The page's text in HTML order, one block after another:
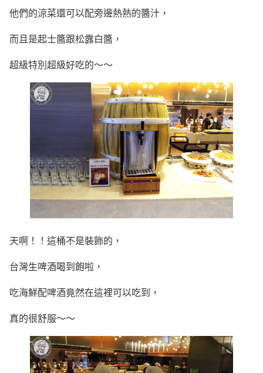
他們的涼菜還可以配旁邊熱熱的醬汁，
而且是起士醬跟松露白醬，
超級特別超級好吃的～～
天啊！！這桶不是裝飾的，
台灣生啤酒喝到飽啦，
吃海鮮配啤酒竟然在這裡可以吃到，
真的很舒服～～